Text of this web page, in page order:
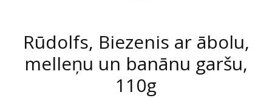
Rūdolfs, Biezenis ar ābolu,
melleņu un banānu garšu,
110g